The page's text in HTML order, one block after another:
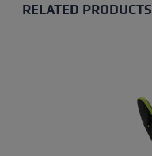
RELATED PRODUCTS